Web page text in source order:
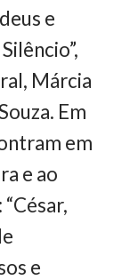
e
Márcia
Em
em
e ao
e